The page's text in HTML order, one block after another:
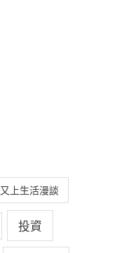
又上生活漫談
投資